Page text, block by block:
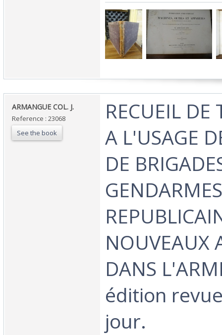
‎ARMANGUE COL. J.‎
Reference : 23068
See the book
‎RECUEIL DE
A L'USAGE
DE
NOUVEAUX
DANS
édition
jour.‎